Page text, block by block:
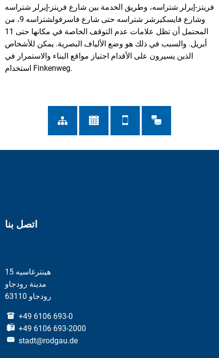
فريتز-إيرلر شتراسه، وطريق الخدمة بين شارع فريتز-إيرلر شتراسه
وشارع فايسكيرشر شتراسه حتى شارع فاسرفولشتراسه 9، من
المحتمل أن تظل علامات عدم التوقف الخاصة في مكانها حتى 11
أبريل. والسبب في ذلك هو وضع الألياف البصرية. يمكن للأشخاص
الذين يسيرون على الأقدام اجتياز مواقع البناء والاستمرار في
استخدام Finkenweg.
اتصل بنا
هينترغاسيه 15
مدينة رودجاو
63110 رودجاو
+49 6106 693-0
+49 6106 693-2000
stadt@rodgau.de